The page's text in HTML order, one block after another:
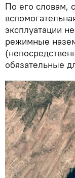
По его словам,
эксплуатации
режимные
обязательные